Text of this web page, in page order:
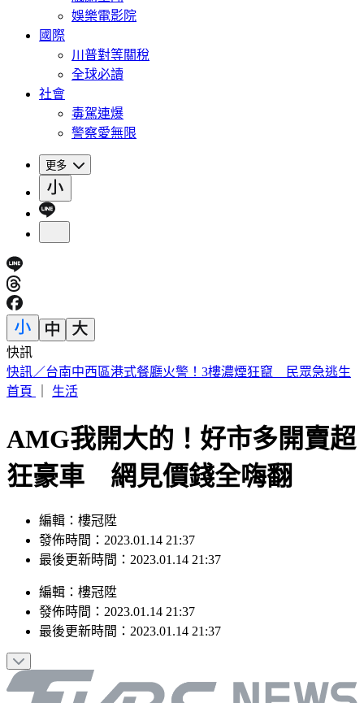
娛樂電影院
國際
川普對等關稅
全球必讀
社會
毒駕連爆
警察愛無限
更多
快訊
這次沒有颱風假？白海豚災情頻傳 蔣萬安鬆口「沒放假原
因」
AMG我開大的！好市多開賣超
狂豪車 網見價錢全嗨翻
編輯：樓冠陞
發佈時間：2023.01.14 21:37
編輯：樓冠陞
發佈時間：2023.01.14 21:37